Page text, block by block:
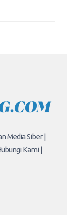
Media Siber |
Kami |